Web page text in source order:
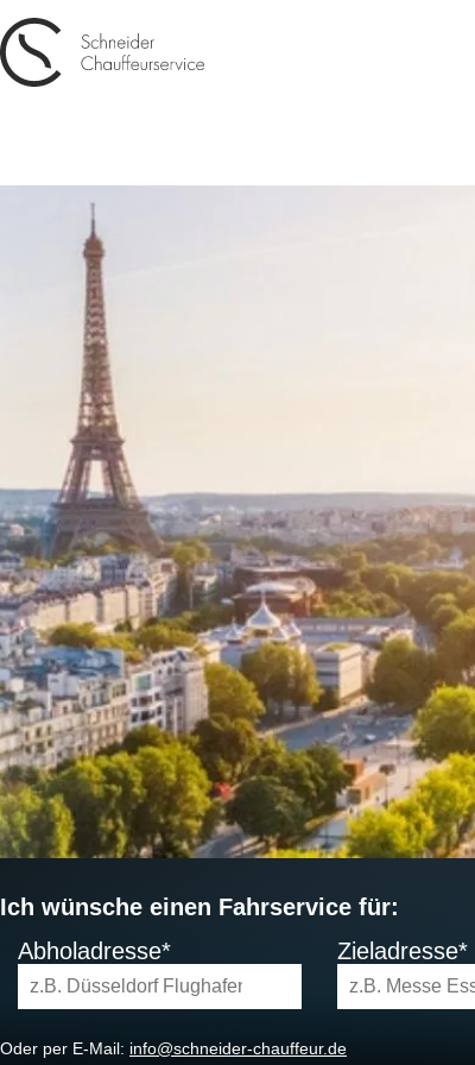
Ich wünsche einen Fahrservice für:
Abholadresse*
Zieladresse*
Oder per E-Mail: info@schneider-chauffeur.de